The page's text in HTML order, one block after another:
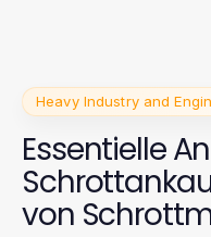
Heavy Industry and
Essentielle
von